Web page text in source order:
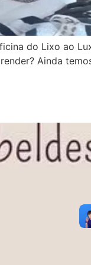
do Lixo ao
Ainda